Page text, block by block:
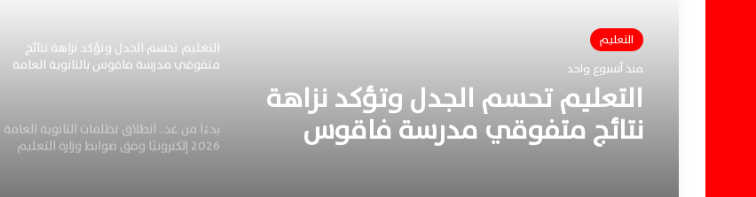
التعليم
منذ أسبوع واحد
التعليم تحسم الجدل وتؤكد نزاهة
نتائج متفوقي مدرسة فاقوس
بالثانوية العامة 2026
التعليم تحسم الجدل وتؤكد نزاهة نتائج
متفوقي مدرسة فاقوس بالثانوية العامة
بدءًا من غد.. انطلاق تظلمات الثانوية العامة
2026 إلكترونيًا وفق ضوابط وزارة التعليم